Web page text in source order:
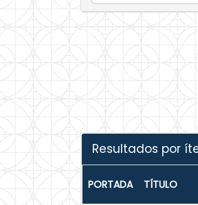
Resultados por
PORTADA TÍTULO